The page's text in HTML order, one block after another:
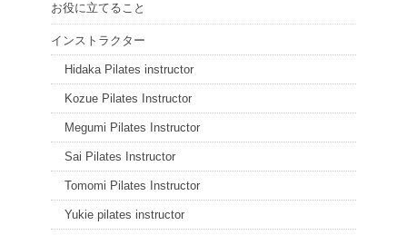
お役に立てること
インストラクター
Hidaka Pilates instructor
Kozue Pilates Instructor
Megumi Pilates Instructor
Sai Pilates Instructor
Tomomi Pilates Instructor
Yukie pilates instructor